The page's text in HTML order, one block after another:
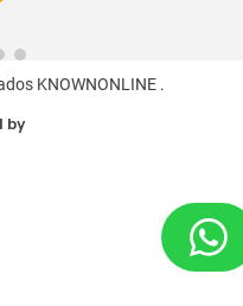
KNOWNONLINE .
by